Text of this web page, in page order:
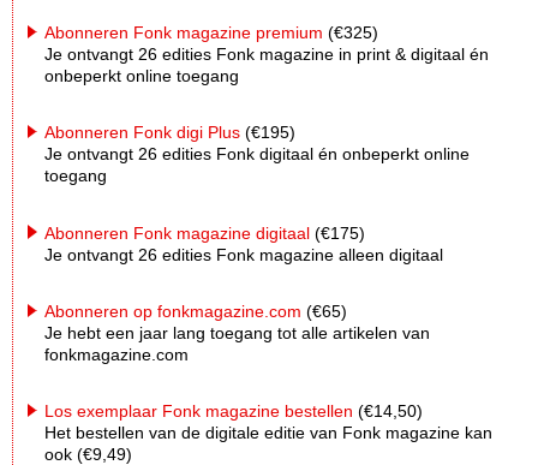
Abonneren Fonk magazine premium (€325)
Je ontvangt 26 edities Fonk magazine in print & digitaal én
onbeperkt online toegang
Abonneren Fonk digi Plus (€195)
Je ontvangt 26 edities Fonk digitaal én onbeperkt online
toegang
Abonneren Fonk magazine digitaal (€175)
Je ontvangt 26 edities Fonk magazine alleen digitaal
Abonneren op fonkmagazine.com (€65)
Je hebt een jaar lang toegang tot alle artikelen van
fonkmagazine.com
Los exemplaar Fonk magazine bestellen (€14,50)
Het bestellen van de digitale editie van Fonk magazine kan
ook (€9,49)